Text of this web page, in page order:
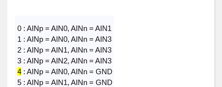
0 : AINp = AIN0, AINn = AIN1
1 : AINp = AIN0, AINn = AIN3
2 : AINp = AIN1, AINn = AIN3
3 : AINp = AIN2, AINn = AIN3
4 : AINp = AIN0, AINn = GND
5 : AINp = AIN1, AINn = GND